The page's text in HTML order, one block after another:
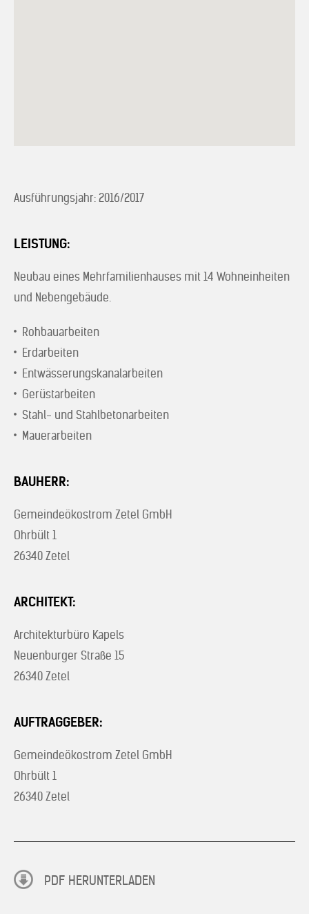
Ausführungsjahr: 2016/2017
LEISTUNG:
Neubau eines Mehrfamilienhauses mit 14 Wohneinheiten
und Nebengebäude.
Rohbauarbeiten
Erdarbeiten
Entwässerungskanalarbeiten
Gerüstarbeiten
Stahl- und Stahlbetonarbeiten
Mauerarbeiten
BAUHERR:
Gemeindeökostrom Zetel GmbH
Ohrbült 1
26340 Zetel
ARCHITEKT:
Architekturbüro Kapels
Neuenburger Straße 15
26340 Zetel
AUFTRAGGEBER:
Gemeindeökostrom Zetel GmbH
Ohrbült 1
26340 Zetel
PDF HERUNTERLADEN